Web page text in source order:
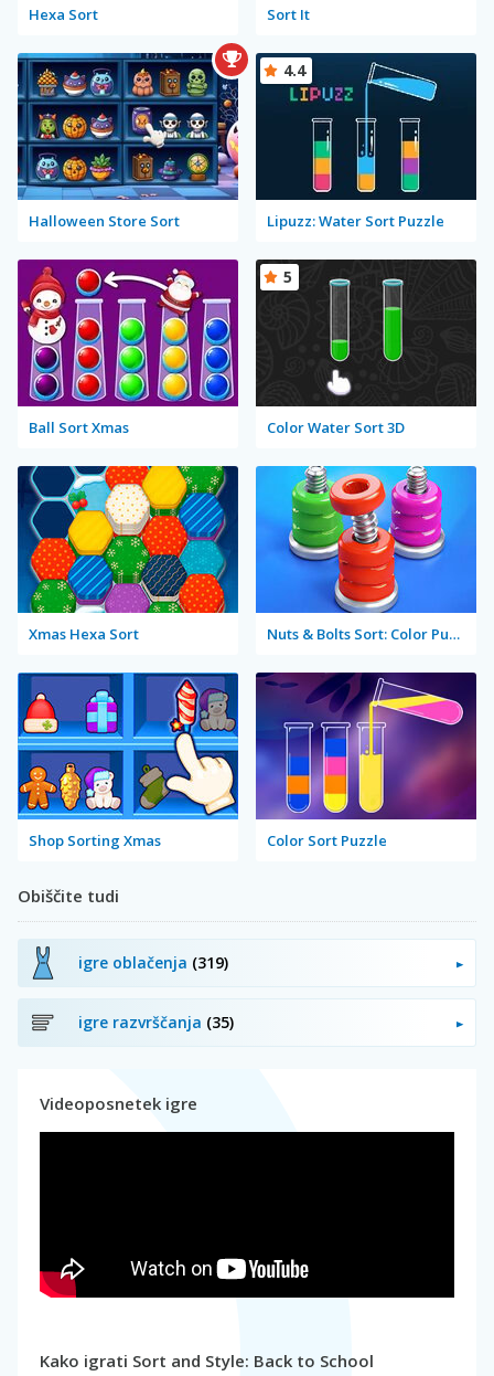
Hexa Sort Sort It
Halloween Store Sort Lipuzz: Water Sort Puzzle
4.4
Ball Sort Xmas Color Water Sort 3D
5
Xmas Hexa Sort Nuts & Bolts Sort: Color Puzzle
Shop Sorting Xmas Color Sort Puzzle
Obiščite tudi
igre oblačenja (319)
igre razvrščanja (35)
Videoposnetek igre
Kako igrati Sort and Style: Back to School